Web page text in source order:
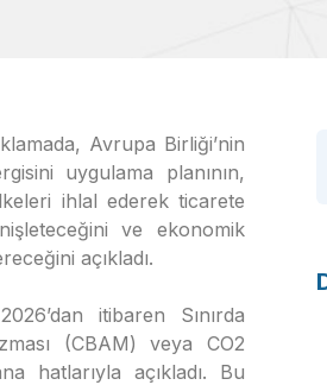
Avrupa Birliği’nin
uygulama planının,
ihlal ederek ticarete
ve ekonomik
açıkladı.
itibaren Sınırda
(CBAM) veya CO2
hatlarıyla açıkladı. Bu